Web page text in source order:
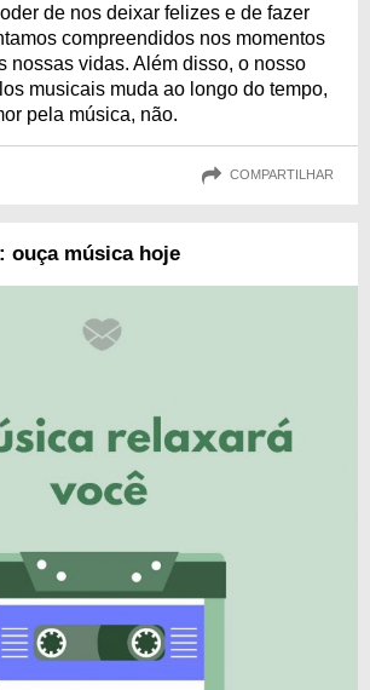
de nos deixar felizes e de fazer
compreendidos nos momentos
nossas vidas. Além disso, o nosso
musicais muda ao longo do tempo,
pela música, não.
COMPARTILHAR
ouça música hoje